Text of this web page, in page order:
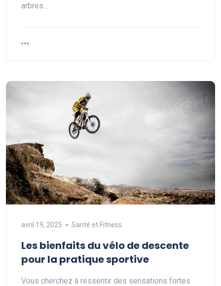
arbres…
avril 19, 2025 Santé et Fitness
Les bienfaits du vélo de descente
pour la pratique sportive
Vous cherchez à ressentir des sensations fortes